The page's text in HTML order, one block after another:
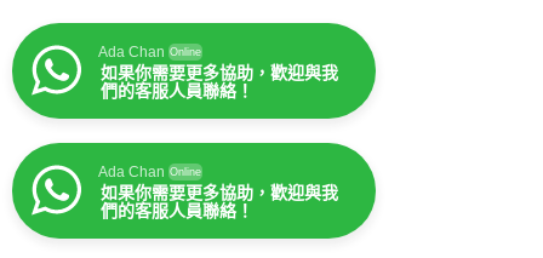
Ada Chan Online
如果你需要更多協助，歡迎與我
們的客服人員聯絡！
Ada Chan Online
如果你需要更多協助，歡迎與我
們的客服人員聯絡！